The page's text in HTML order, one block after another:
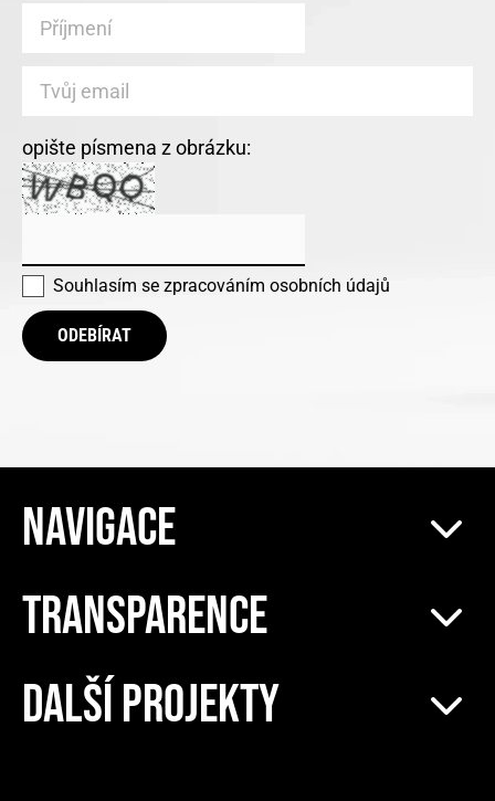
opište písmena z obrázku:
Souhlasím se zpracováním osobních údajů
ODEBÍRAT
NAVIGACE
TRANSPARENCE
DALŠÍ PROJEKTY